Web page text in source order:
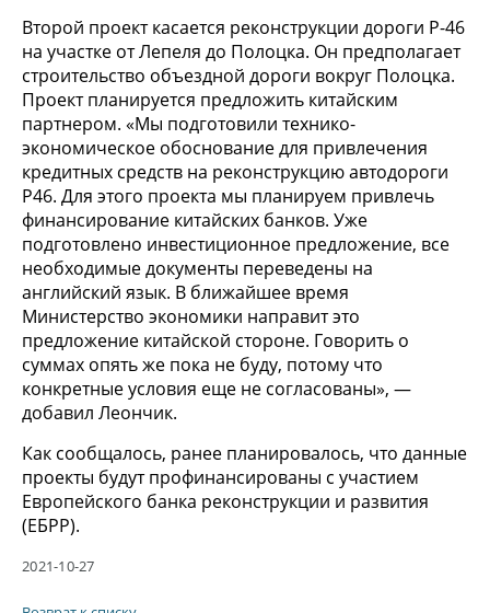
Второй проект касается реконструкции дороги Р-46
на участке от Лепеля до Полоцка. Он предполагает
строительство объездной дороги вокруг Полоцка.
Проект планируется предложить китайским
партнером. «Мы подготовили технико-
экономическое обоснование для привлечения
кредитных средств на реконструкцию автодороги
Р46. Для этого проекта мы планируем привлечь
финансирование китайских банков. Уже
подготовлено инвестиционное предложение, все
необходимые документы переведены на
английский язык. В ближайшее время
Министерство экономики направит это
предложение китайской стороне. Говорить о
суммах опять же пока не буду, потому что
конкретные условия еще не согласованы», —
добавил Леончик.
Как сообщалось, ранее планировалось, что данные
проекты будут профинансированы с участием
Европейского банка реконструкции и развития
(ЕБРР).
2021-10-27